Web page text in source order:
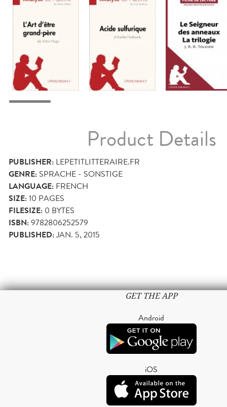
Product Details
PUBLISHER: LEPETITLITTERAIRE.FR
GENRE: SPRACHE - SONSTIGE
LANGUAGE: FRENCH
SIZE:10 PAGES
FILESIZE: 0 BYTES
ISBN:9782806252579
PUBLISHED:JAN. 5, 2015
GET THE APP
Android
iOS